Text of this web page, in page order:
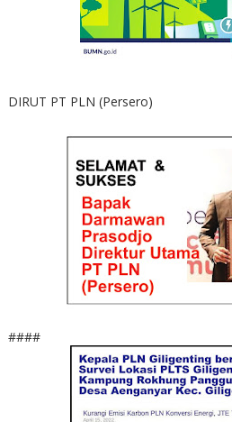
DIRUT PT PLN (Persero)
####